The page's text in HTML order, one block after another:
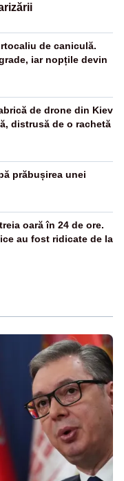
de caniculă.
iar nopțile devin
de drone din Kiev
distrusă de o rachetă
prăbușirea unei
oară în 24 de ore.
au fost ridicate de la